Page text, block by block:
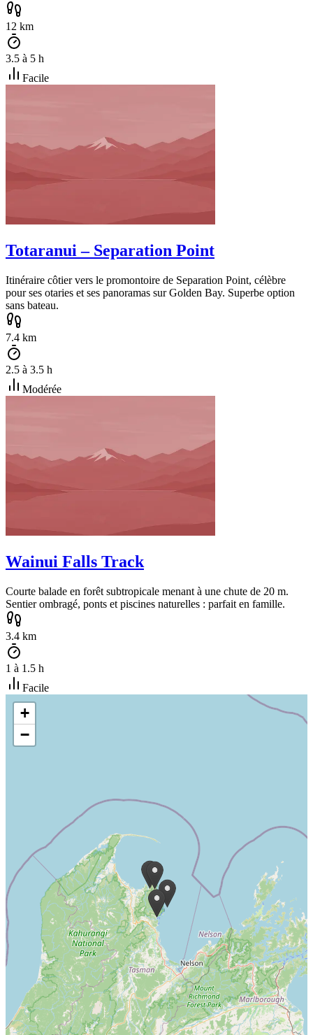
12 km
3.5 à 5 h
Facile
Totaranui – Separation Point
Itinéraire côtier vers le promontoire de Separation Point, célèbre
pour ses otaries et ses panoramas sur Golden Bay. Superbe option
sans bateau.
7.4 km
2.5 à 3.5 h
Modérée
Wainui Falls Track
Courte balade en forêt subtropicale menant à une chute de 20 m.
Sentier ombragé, ponts et piscines naturelles : parfait en famille.
3.4 km
1 à 1.5 h
Facile
+
−